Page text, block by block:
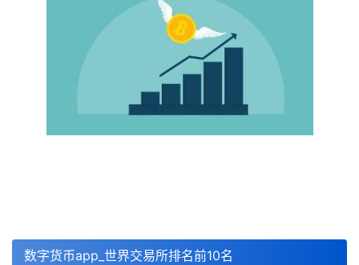
数字货币app_世界交易所排名前10名